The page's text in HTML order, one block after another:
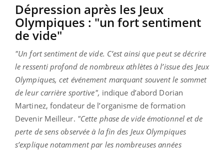
Dépression après les Jeux
Olympiques : "un fort sentiment
de vide"
"Un fort sentiment de vide. C’est ainsi que peut se décrire
le ressenti profond de nombreux athlètes à l’issue des Jeux
Olympiques, cet événement marquant souvent le sommet
de leur carrière sportive", indique d’abord Dorian
Martinez, fondateur de l’organisme de formation
Devenir Meilleur. "Cette phase de vide émotionnel et de
perte de sens observée à la fin des Jeux Olympiques
s’explique notamment par les nombreuses années